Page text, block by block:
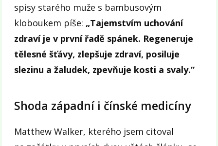
spisy starého muže s bambusovým
kloboukem píše: „Tajemstvím uchování
zdraví je v první řadě spánek. Regeneruje
tělesné šťávy, zlepšuje zdraví, posiluje
slezinu a žaludek, zpevňuje kosti a svaly.“
Shoda západní i čínské medicíny
Matthew Walker, kterého jsem citoval